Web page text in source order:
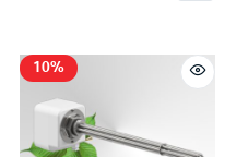
10%